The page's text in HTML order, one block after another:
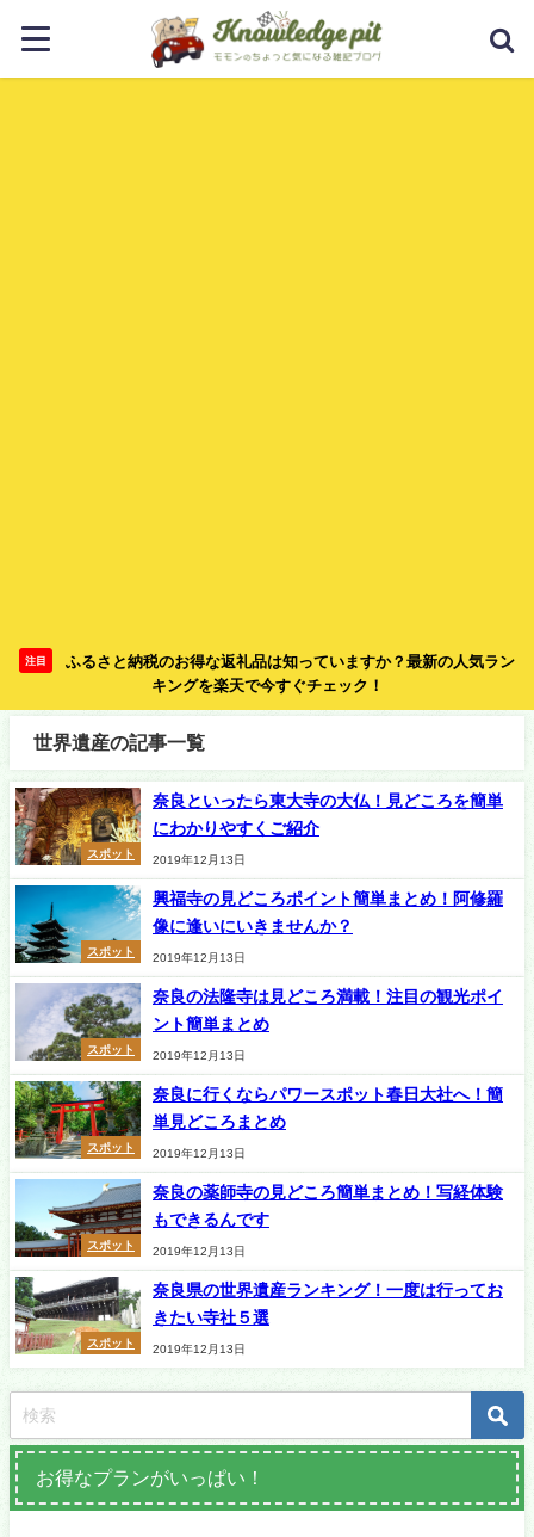
注目
ふるさと納税のお得な返礼品は知っていますか？最新の人気ラン
キングを楽天で今すぐチェック！
世界遺産の記事一覧
スポット
奈良といったら東大寺の大仏！見どころを簡単
にわかりやすくご紹介
2019年12月13日
スポット
興福寺の見どころポイント簡単まとめ！阿修羅
像に逢いにいきませんか？
2019年12月13日
スポット
奈良の法隆寺は見どころ満載！注目の観光ポイ
ント簡単まとめ
2019年12月13日
スポット
奈良に行くならパワースポット春日大社へ！簡
単見どころまとめ
2019年12月13日
スポット
奈良の薬師寺の見どころ簡単まとめ！写経体験
もできるんです
2019年12月13日
スポット
奈良県の世界遺産ランキング！一度は行ってお
きたい寺社５選
2019年12月13日
お得なプランがいっぱい！